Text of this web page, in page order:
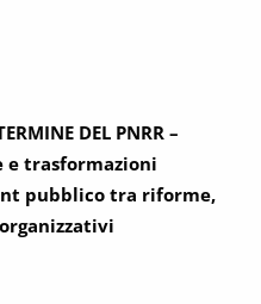
DEL PNRR –
e trasformazioni
pubblico tra riforme,